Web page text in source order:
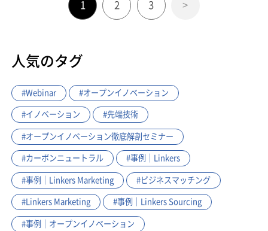
1 2 3 >
人気のタグ
#Webinar #オープンイノベーション
#イノベーション #先端技術
#オープンイノベーション徹底解剖セミナー
#カーボンニュートラル #事例｜Linkers
#事例｜Linkers Marketing #ビジネスマッチング
#Linkers Marketing #事例｜Linkers Sourcing
#事例｜オープンイノベーション